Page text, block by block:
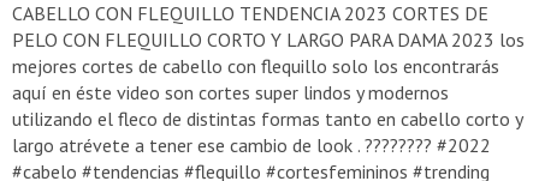
CABELLO CON FLEQUILLO TENDENCIA 2023 CORTES DE
PELO CON FLEQUILLO CORTO Y LARGO PARA DAMA 2023 los
mejores cortes de cabello con flequillo solo los encontrarás
aquí en éste video son cortes super lindos y modernos
utilizando el fleco de distintas formas tanto en cabello corto y
largo atrévete a tener ese cambio de look . ???????? #2022
#cabelo #tendencias #flequillo #cortesfemininos #trending